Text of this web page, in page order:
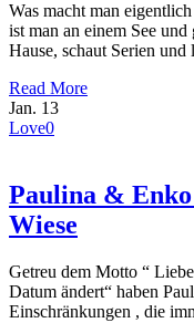
Was macht man
ist man an einem See
Hause, schaut Serien
Read More
Jan. 13
Love0
Paulina &
Wiese
Getreu dem Motto “
Datum ändert“ haben
Einschränkungen , die